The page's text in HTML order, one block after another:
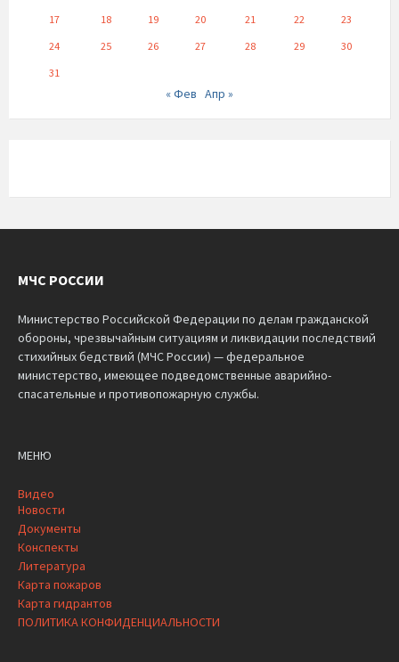
17
18 19 20 21 22
23
24
25 26 27 28 29
30
31
« Фев Апр »
МЧС РОССИИ
Министерство Российской Федерации по делам гражданской
обороны, чрезвычайным ситуациям и ликвидации последствий
стихийных бедствий (МЧС России) — федеральное
министерство, имеющее подведомственные аварийно-
спасательные и противопожарную службы.
МЕНЮ
Видео
Новости
Документы
Конспекты
Литература
Карта пожаров
Карта гидрантов
ПОЛИТИКА КОНФИДЕНЦИАЛЬНОСТИ